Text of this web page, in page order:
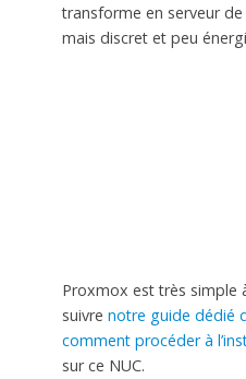
transforme en serveur
mais discret et peu
Proxmox est très simple
suivre notre guide dédié
comment procéder à
sur ce NUC.